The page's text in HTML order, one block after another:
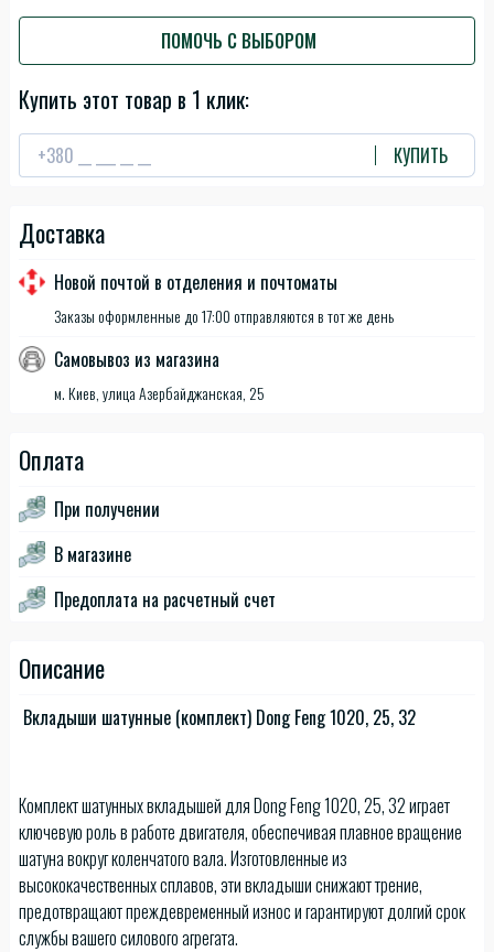
ПОМОЧЬ С ВЫБОРОМ
Купить этот товар в 1 клик:
КУПИТЬ
Доставка
Новой почтой в отделения и почтоматы
Заказы оформленные до 17:00 отправляются в тот же день
Самовывоз из магазина
м. Киев, улица Азербайджанская, 25
Оплата
При получении
В магазине
Предоплата на расчетный счет
Описание
Вкладыши шатунные (комплект) Dong Feng 1020, 25, 32
Комплект шатунных вкладышей для Dong Feng 1020, 25, 32 играет
ключевую роль в работе двигателя, обеспечивая плавное вращение
шатуна вокруг коленчатого вала. Изготовленные из
высококачественных сплавов, эти вкладыши снижают трение,
предотвращают преждевременный износ и гарантируют долгий срок
службы вашего силового агрегата.